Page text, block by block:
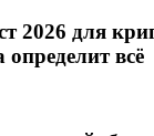
2026 для
всё